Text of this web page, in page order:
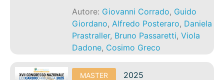
Autore: Giovanni Corrado, Guido
Giordano,Alfredo Posteraro, Daniela
Prastraller, Bruno Passaretti,Viola
Dadone, Cosimo Greco
MASTER 2025